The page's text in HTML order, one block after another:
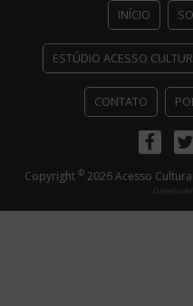
INÍCIO
ESTÚDIO ACESSO
CONTATO
Facebook
Copyright ©2026 Acesso